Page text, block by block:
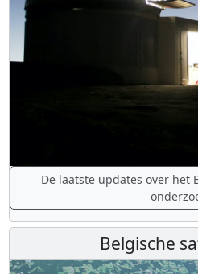
De laatste updates over het
Belgische